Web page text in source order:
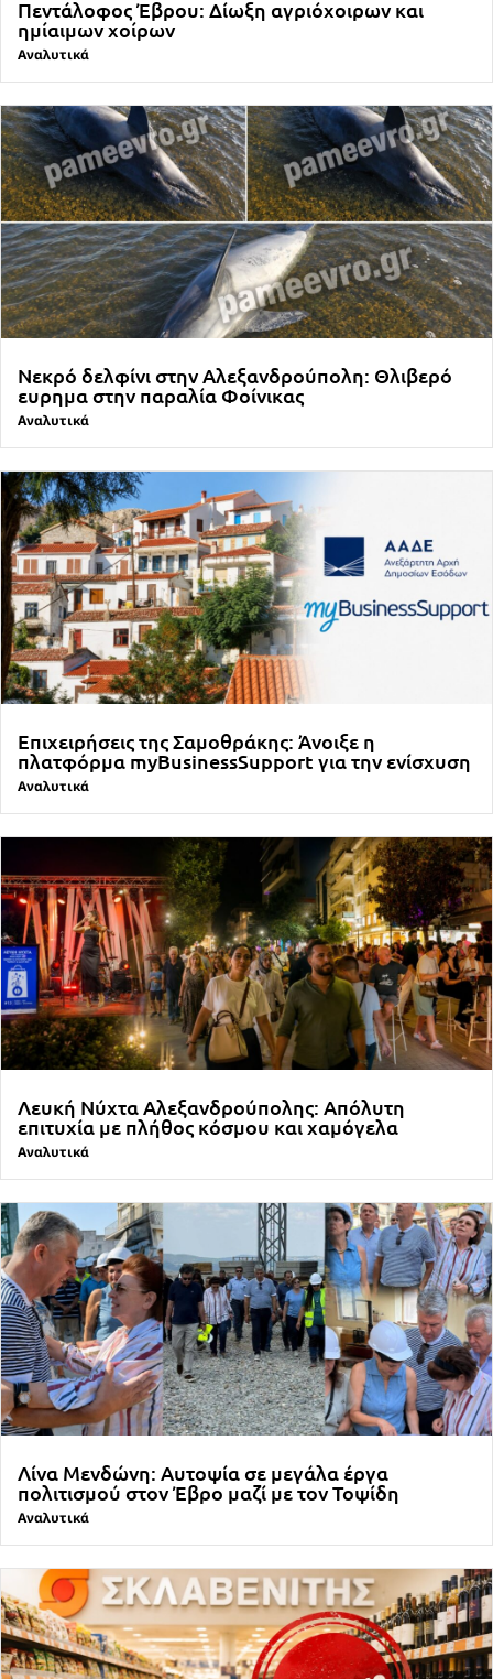
Πεντάλοφος Έβρου: Δίωξη αγριόχοιρων και
ημίαιμων χοίρων
Αναλυτικά
Νεκρό δελφίνι στην Αλεξανδρούπολη: Θλιβερό
ευρημα στην παραλία Φοίνικας
Αναλυτικά
Επιχειρήσεις της Σαμοθράκης: Άνοιξε η
πλατφόρμα myBusinessSupport για την ενίσχυση
Αναλυτικά
Λευκή Νύχτα Αλεξανδρούπολης: Απόλυτη
επιτυχία με πλήθος κόσμου και χαμόγελα
Αναλυτικά
Λίνα Μενδώνη: Αυτοψία σε μεγάλα έργα
πολιτισμού στον Έβρο μαζί με τον Τοψίδη
Αναλυτικά